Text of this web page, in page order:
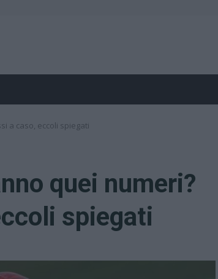
a caso, eccoli spiegati
quei numeri?
spiegati